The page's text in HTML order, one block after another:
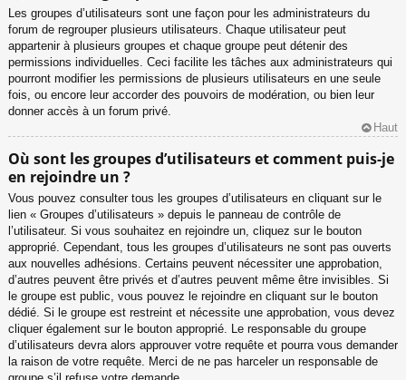
Les groupes d’utilisateurs sont une façon pour les administrateurs du
forum de regrouper plusieurs utilisateurs. Chaque utilisateur peut
appartenir à plusieurs groupes et chaque groupe peut détenir des
permissions individuelles. Ceci facilite les tâches aux administrateurs qui
pourront modifier les permissions de plusieurs utilisateurs en une seule
fois, ou encore leur accorder des pouvoirs de modération, ou bien leur
donner accès à un forum privé.
Haut
Où sont les groupes d’utilisateurs et comment puis-je
en rejoindre un ?
Vous pouvez consulter tous les groupes d’utilisateurs en cliquant sur le
lien « Groupes d’utilisateurs » depuis le panneau de contrôle de
l’utilisateur. Si vous souhaitez en rejoindre un, cliquez sur le bouton
approprié. Cependant, tous les groupes d’utilisateurs ne sont pas ouverts
aux nouvelles adhésions. Certains peuvent nécessiter une approbation,
d’autres peuvent être privés et d’autres peuvent même être invisibles. Si
le groupe est public, vous pouvez le rejoindre en cliquant sur le bouton
dédié. Si le groupe est restreint et nécessite une approbation, vous devez
cliquer également sur le bouton approprié. Le responsable du groupe
d’utilisateurs devra alors approuver votre requête et pourra vous demander
la raison de votre requête. Merci de ne pas harceler un responsable de